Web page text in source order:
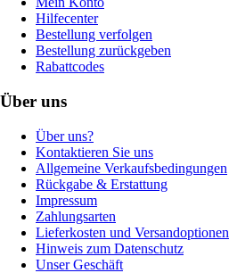
Hilfecenter
Bestellung verfolgen
Bestellung zurückgeben
Rabattcodes
Über uns
Über uns?
Kontaktieren Sie uns
Allgemeine Verkaufsbedingungen
Rückgabe & Erstattung
Impressum
Zahlungsarten
Lieferkosten und Versandoptionen
Hinweis zum Datenschutz
Unser Geschäft